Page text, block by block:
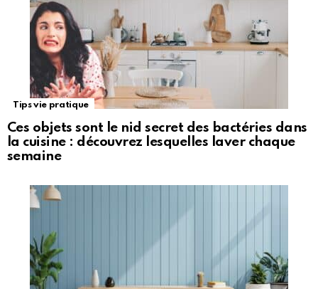
Tips vie pratique
Ces objets sont le nid secret des bactéries dans
la cuisine : découvrez lesquelles laver chaque
semaine